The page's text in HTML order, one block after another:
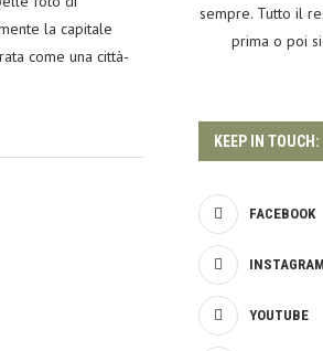
la capitale
come una città-
sempre. Tutto il
prima o poi
KEEP IN
FACEBOOK
INSTAGRAM
YOUTUBE